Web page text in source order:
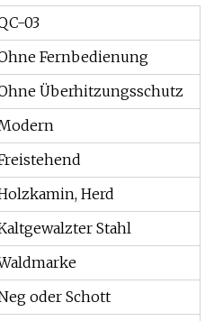
03
Fernbedienung
Überhitzungsschutz
Herd
Stahl
oder Schott